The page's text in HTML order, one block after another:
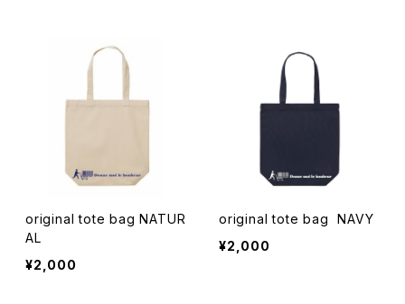
original tote bag NATUR
AL
¥2,000
original tote bag NAVY
¥2,000